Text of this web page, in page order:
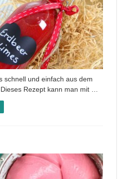
schnell und einfach aus dem
Rezept kann man mit …